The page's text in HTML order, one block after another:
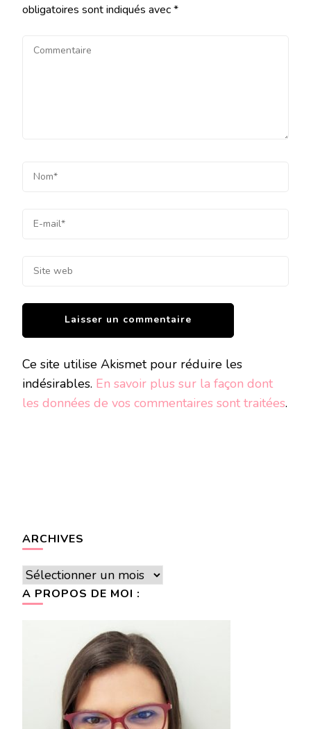
obligatoires sont indiqués avec*
Ce site utilise Akismet pour réduire les
indésirables. En savoir plus sur la façon dont
les données de vos commentaires sont traitées.
ARCHIVES
Archives
A PROPOS DE MOI :